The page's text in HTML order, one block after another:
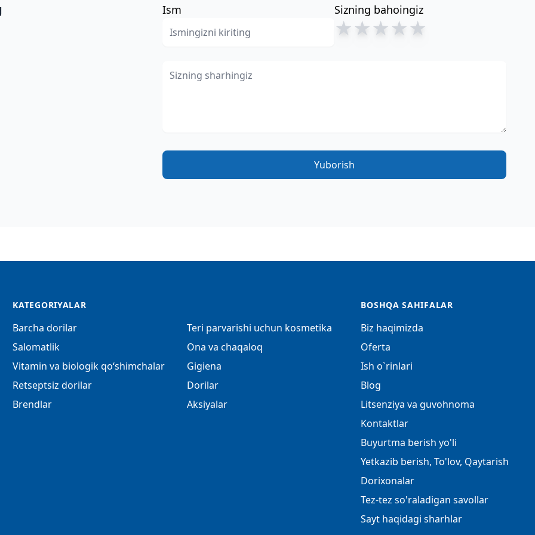
Ism Sizning bahoingiz
★★★★★
Yuborish
KATEGORIYALAR
Barcha dorilar
Salomatlik
Vitamin va biologik qo‘shimchalar
Retseptsiz dorilar
Brendlar
Teri parvarishi uchun kosmetika
Ona va chaqaloq
Gigiena
Dorilar
Aksiyalar
BOSHQA SAHIFALAR
Biz haqimizda
Oferta
Ish o`rinlari
Blog
Litsenziya va guvohnoma
Kontaktlar
Buyurtma berish yo'li
Yetkazib berish, To'lov, Qaytarish
Dorixonalar
Tez-tez so'raladigan savollar
Sayt haqidagi sharhlar